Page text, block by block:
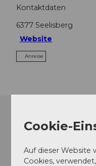
Kontaktdaten
6377 Seelisberg
Website
Anreise
Cookie-
Auf dieser Website
Cookies,